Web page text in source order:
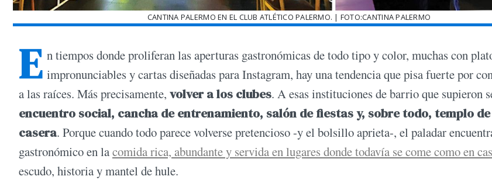
CANTINA PALERMO EN EL CLUB ATLÉTICO PALERMO. | FOTO:CANTINA PALERMO
E n tiempos donde proliferan las aperturas gastronómicas de todo tipo y color, muchas con
impronunciables y cartas diseñadas para Instagram, hay una tendencia que pisa fuerte por
a las raíces. Más precisamente, volver a los clubes. A esas instituciones de barrio que supieron
encuentro social, cancha de entrenamiento, salón de fiestas y, sobre todo, templo
casera. Porque cuando todo parece volverse pretencioso -y el bolsillo aprieta-, el paladar
gastronómico en lacomida rica, abundante y servida en lugares donde todavía se come como en
escudo, historia y mantel de hule.